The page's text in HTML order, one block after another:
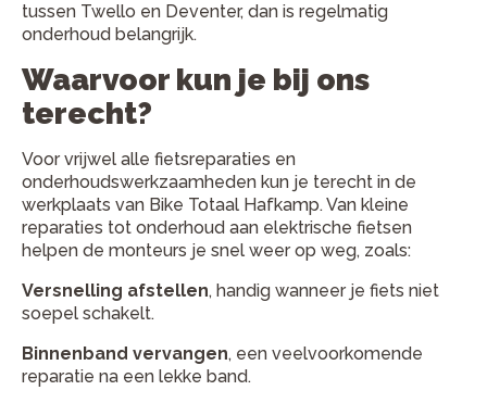
tussen Twello en Deventer, dan is regelmatig
onderhoud belangrijk.
Waarvoor kun je bij ons
terecht?
Voor vrijwel alle fietsreparaties en
onderhoudswerkzaamheden kun je terecht in de
werkplaats van Bike Totaal Hafkamp. Van kleine
reparaties tot onderhoud aan elektrische fietsen
helpen de monteurs je snel weer op weg, zoals:
Versnelling afstellen, handig wanneer je fiets niet
soepel schakelt.
Binnenband vervangen, een veelvoorkomende
reparatie na een lekke band.